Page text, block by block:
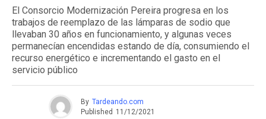
El Consorcio Modernización Pereira progresa en los
trabajos de reemplazo de las lámparas de sodio que
llevaban 30 años en funcionamiento, y algunas veces
permanecían encendidas estando de día, consumiendo el
recurso energético e incrementando el gasto en el
servicio público
By Tardeando.com
Published 11/12/2021